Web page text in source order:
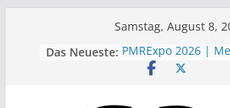
Samstag, August 8,
Das Neueste: PMRExpo 2026 |
VdS-